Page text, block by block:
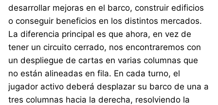
desarrollar mejoras en el barco, construir edificios
o conseguir beneficios en los distintos mercados.
La diferencia principal es que ahora, en vez de
tener un circuito cerrado, nos encontraremos con
un despliegue de cartas en varias columnas que
no están alineadas en fila. En cada turno, el
jugador activo deberá desplazar su barco de una a
tres columnas hacia la derecha, resolviendo la